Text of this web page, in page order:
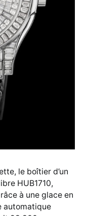
le boîtier d’un
HUB1710,
à une glace en
automatique